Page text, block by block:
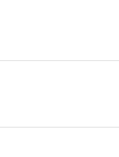
光。
Ping Cuisine and
式咖哩，和美味的
與精緻甜點。這裡
酒、葡萄酒與創意
之筆。
的價格，盡情品嚐